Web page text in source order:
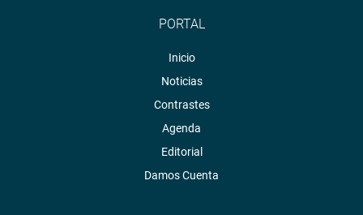
PORTAL
Inicio
Noticias
Contrastes
Agenda
Editorial
Damos Cuenta